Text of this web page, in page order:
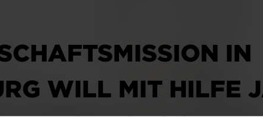
IN
WILL MIT HILFE
TECHNOLOGIE